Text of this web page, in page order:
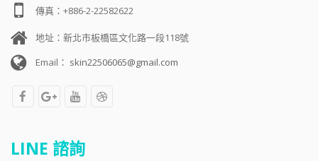
傳真：+886-2-22582622
地址：新北市板橋區文化路一段118號
Email： skin22506065@gmail.com
LINE 諮詢